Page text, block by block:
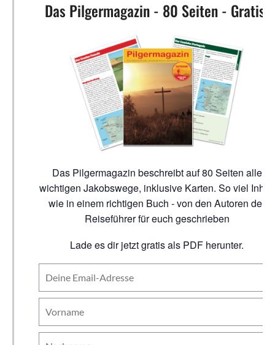
Das Pilgermagazin - 80 Seiten - Gratis!
Das Pilgermagazin beschreibt auf 80 Seiten alle
wichtigen Jakobswege, inklusive Karten. So viel Inhalt
wie in einem richtigen Buch - von den Autoren der
Reiseführer für euch geschrieben
Lade es dir jetzt gratis als PDF herunter.